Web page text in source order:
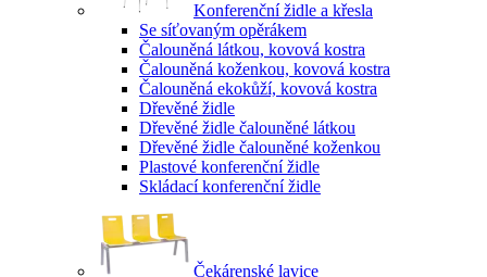
Konferenční židle a křesla
Se síťovaným opěrákem
Čalouněná látkou, kovová kostra
Čalouněná koženkou, kovová kostra
Čalouněná ekokůží, kovová kostra
Dřevěné židle
Dřevěné židle čalouněné látkou
Dřevěné židle čalouněné koženkou
Plastové konferenční židle
Skládací konferenční židle
Čekárenské lavice